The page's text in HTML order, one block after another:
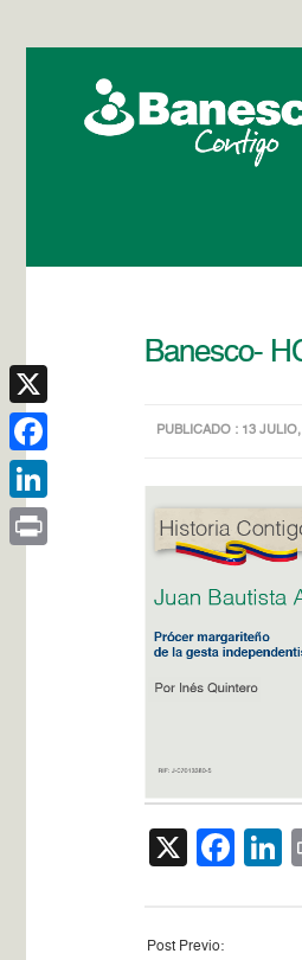
Banesco-
PUBLICADO : 13
X
Post Previo:
X
Facebook
LinkedIn